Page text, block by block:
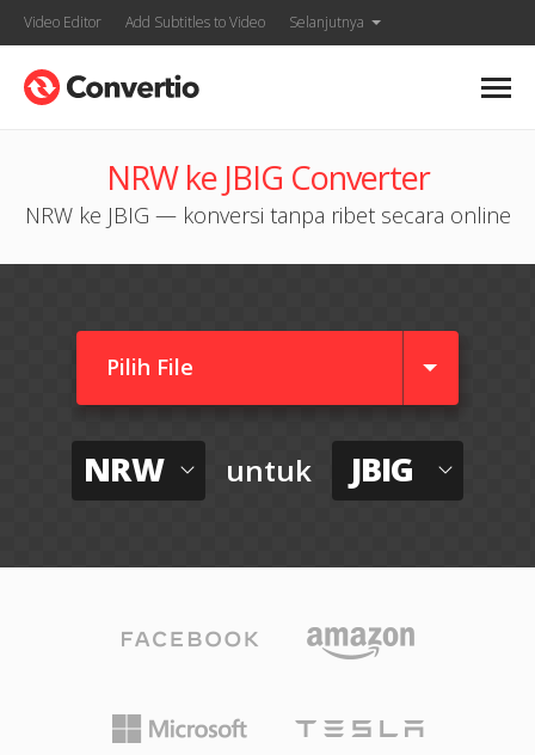
Video Editor Add Subtitles to Video Selanjutnya
NRW ke JBIG Converter
NRW ke JBIG — konversi tanpa ribet secara online
Pilih File
NRW untuk JBIG